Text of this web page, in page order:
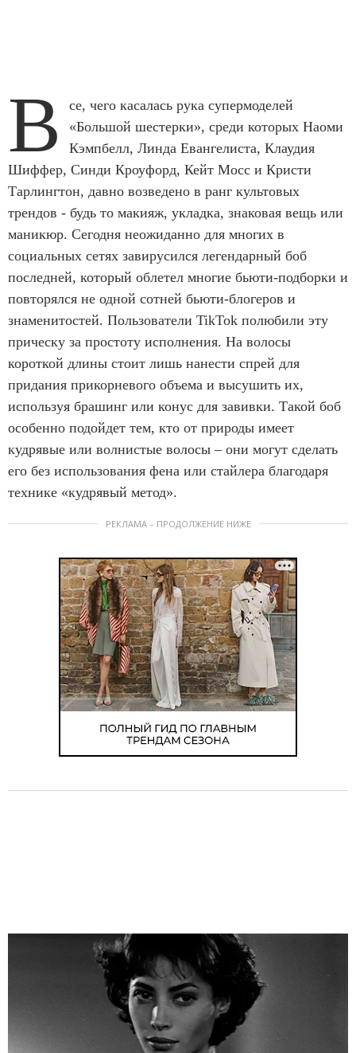
В
се, чего касалась рука супермоделей
«Большой шестерки», среди которых Наоми
Кэмпбелл, Линда Евангелиста, Клаудия
Шиффер, Синди Кроуфорд, Кейт Мосс и Кристи
Тарлингтон, давно возведено в ранг культовых
трендов - будь то макияж, укладка, знаковая вещь или
маникюр. Сегодня неожиданно для многих в
социальных сетях завирусился легендарный боб
последней, который облетел многие бьюти-подборки и
повторялся не одной сотней бьюти-блогеров и
знаменитостей. Пользователи TikTok полюбили эту
прическу за простоту исполнения. На волосы
короткой длины стоит лишь нанести спрей для
придания прикорневого объема и высушить их,
используя брашинг или конус для завивки. Такой боб
особенно подойдет тем, кто от природы имеет
кудрявые или волнистые волосы – они могут сделать
его без использования фена или стайлера благодаря
технике «кудрявый метод».
РЕКЛАМА – ПРОДОЛЖЕНИЕ НИЖЕ